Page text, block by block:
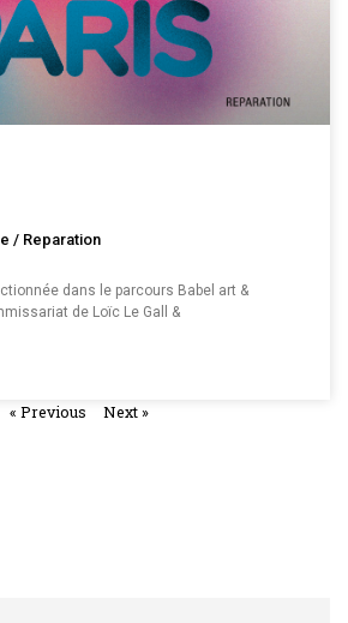
/ Reparation
dans le parcours Babel art &
de Loïc Le Gall &
« Previous Next »